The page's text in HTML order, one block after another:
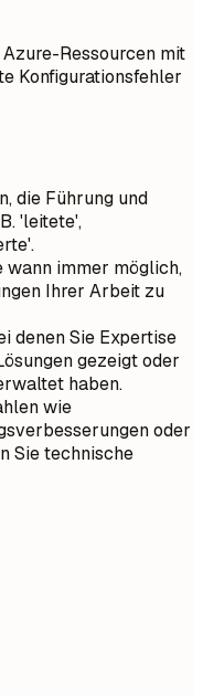
Ressourcen mit
Konfigurationsfehler
die Führung und
'leitete',
wann immer möglich,
Ihrer Arbeit zu
denen Sie Expertise
gezeigt oder
haben.
wie
oder
Sie technische